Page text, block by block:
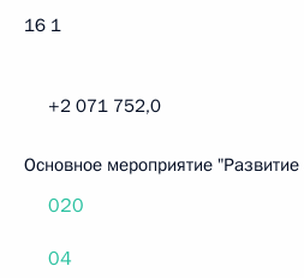
16 1
+2 071 752,0
Основное мероприятие
020
04